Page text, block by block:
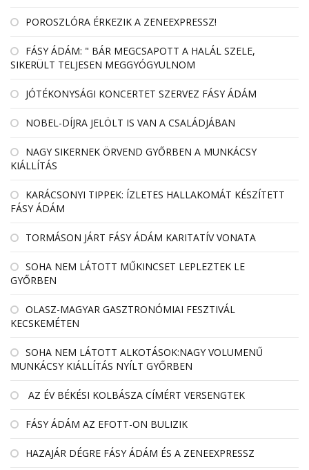
POROSZLÓRA ÉRKEZIK A ZENEEXPRESSZ!
FÁSY ÁDÁM: " BÁR MEGCSAPOTT A HALÁL SZELE,
SIKERÜLT TELJESEN MEGGYÓGYULNOM
JÓTÉKONYSÁGI KONCERTET SZERVEZ FÁSY ÁDÁM
NOBEL-DÍJRA JELÖLT IS VAN A CSALÁDJÁBAN
NAGY SIKERNEK ÖRVEND GYŐRBEN A MUNKÁCSY
KIÁLLÍTÁS
KARÁCSONYI TIPPEK: ÍZLETES HALLAKOMÁT KÉSZÍTETT
FÁSY ÁDÁM
TORMÁSON JÁRT FÁSY ÁDÁM KARITATÍV VONATA
SOHA NEM LÁTOTT MŰKINCSET LEPLEZTEK LE
GYŐRBEN
OLASZ-MAGYAR GASZTRONÓMIAI FESZTIVÁL
KECSKEMÉTEN
SOHA NEM LÁTOTT ALKOTÁSOK:NAGY VOLUMENŰ
MUNKÁCSY KIÁLLÍTÁS NYÍLT GYŐRBEN
AZ ÉV BÉKÉSI KOLBÁSZA CÍMÉRT VERSENGTEK
FÁSY ÁDÁM AZ EFOTT-ON BULIZIK
HAZAJÁR DÉGRE FÁSY ÁDÁM ÉS A ZENEEXPRESSZ